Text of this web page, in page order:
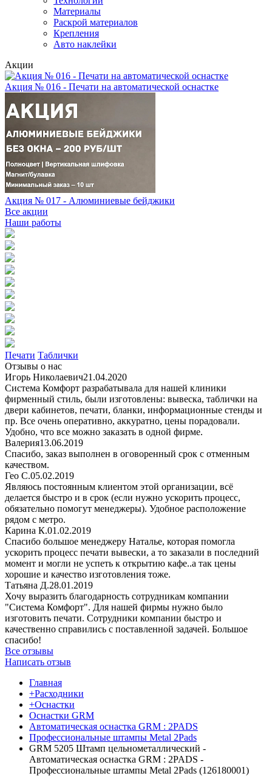
Материалы
Раскрой материалов
Крепления
Авто наклейки
Акции
Акция № 016 - Печати на автоматической оснастке
Акция № 017 - Алюминиевые бейджики
Все акции
Наши работы
Печати Таблички
Отзывы о нас
Игорь Николаевич21.04.2020
Система Комфорт разрабатывала для нашей клиники
фирменный стиль, были изготовлены: вывеска, таблички на
двери кабинетов, печати, бланки, информационные стенды и
пр. Все очень оперативно, аккуратно, цены порадовали.
Удобно, что все можно заказать в одной фирме.
Валерия13.06.2019
Спасибо, заказ выполнен в оговоренный срок с отменным
качеством.
Гео С.05.02.2019
Являюсь постоянным клиентом этой организации, всё
делается быстро и в срок (если нужно ускорить процесс,
обязательно помогут менеджеры). Удобное расположение
рядом с метро.
Карина К.01.02.2019
Спасибо большое менеджеру Наталье, которая помогла
ускорить процесс печати вывески, а то заказали в последний
момент и могли не успеть к открытию кафе..а так цены
хорошие и качество изготовления тоже.
Татьяна Д.28.01.2019
Хочу выразить благодарность сотрудникам компании
"Система Комфорт". Для нашей фирмы нужно было
изготовить печати. Сотрудники компании быстро и
качественно справились с поставленной задачей. Большое
спасибо!
Все отзывы
Написать отзыв
Главная
+Расходники
+Оснастки
Оснастки GRM
Автоматическая оснастка GRM : 2PADS
Профессиональные штампы Metal 2Pads
GRM 5205 Штамп цельнометаллический -
Автоматическая оснастка GRM : 2PADS -
Профессиональные штампы Metal 2Pads (126180001)